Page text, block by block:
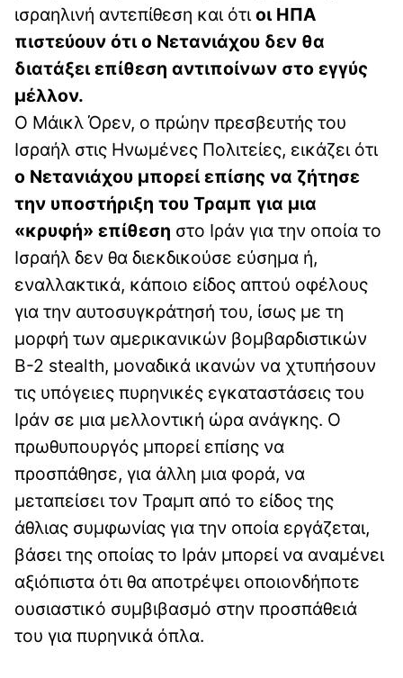
ισραηλινή αντεπίθεση και ότι οι ΗΠΑ
πιστεύουν ότι ο Νετανιάχου δεν θα
διατάξει επίθεση αντιποίνων στο εγγύς
μέλλον.
Ο Μάικλ Όρεν, ο πρώην πρεσβευτής του
Ισραήλ στις Ηνωμένες Πολιτείες, εικάζει ότι
ο Νετανιάχου μπορεί επίσης να ζήτησε
την υποστήριξη του Τραμπ για μια
«κρυφή» επίθεση στο Ιράν για την οποία το
Ισραήλ δεν θα διεκδικούσε εύσημα ή,
εναλλακτικά, κάποιο είδος απτού οφέλους
για την αυτοσυγκράτησή του, ίσως με τη
μορφή των αμερικανικών βομβαρδιστικών
B-2 stealth, μοναδικά ικανών να χτυπήσουν
τις υπόγειες πυρηνικές εγκαταστάσεις του
Ιράν σε μια μελλοντική ώρα ανάγκης. Ο
πρωθυπουργός μπορεί επίσης να
προσπάθησε, για άλλη μια φορά, να
μεταπείσει τον Τραμπ από το είδος της
άθλιας συμφωνίας για την οποία εργάζεται,
βάσει της οποίας το Ιράν μπορεί να αναμένει
αξιόπιστα ότι θα αποτρέψει οποιονδήποτε
ουσιαστικό συμβιβασμό στην προσπάθειά
του για πυρηνικά όπλα.